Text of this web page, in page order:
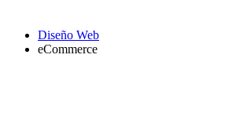
Diseño Web
eCommerce